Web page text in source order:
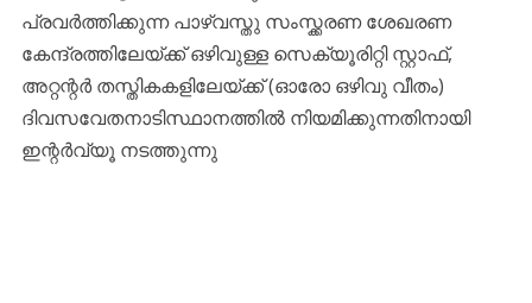
പ്രവർത്തിക്കുന്ന പാഴ്വസ്തു സംസ്ക്കരണ ശേഖരണ
കേന്ദ്രത്തിലേയ്ക്ക് ഒഴിവുള്ള സെക്യൂരിറ്റി സ്റ്റാഫ്,
അറ്റന്റർ തസ്ത‌ികകളിലേയ്ക്ക് (ഓരോ ഒഴിവു വീതം)
ദിവസവേതനാടിസ്ഥാനത്തിൽ നിയമിക്കുന്നതിനായി
ഇന്റർവ്യൂ നടത്തുന്നു